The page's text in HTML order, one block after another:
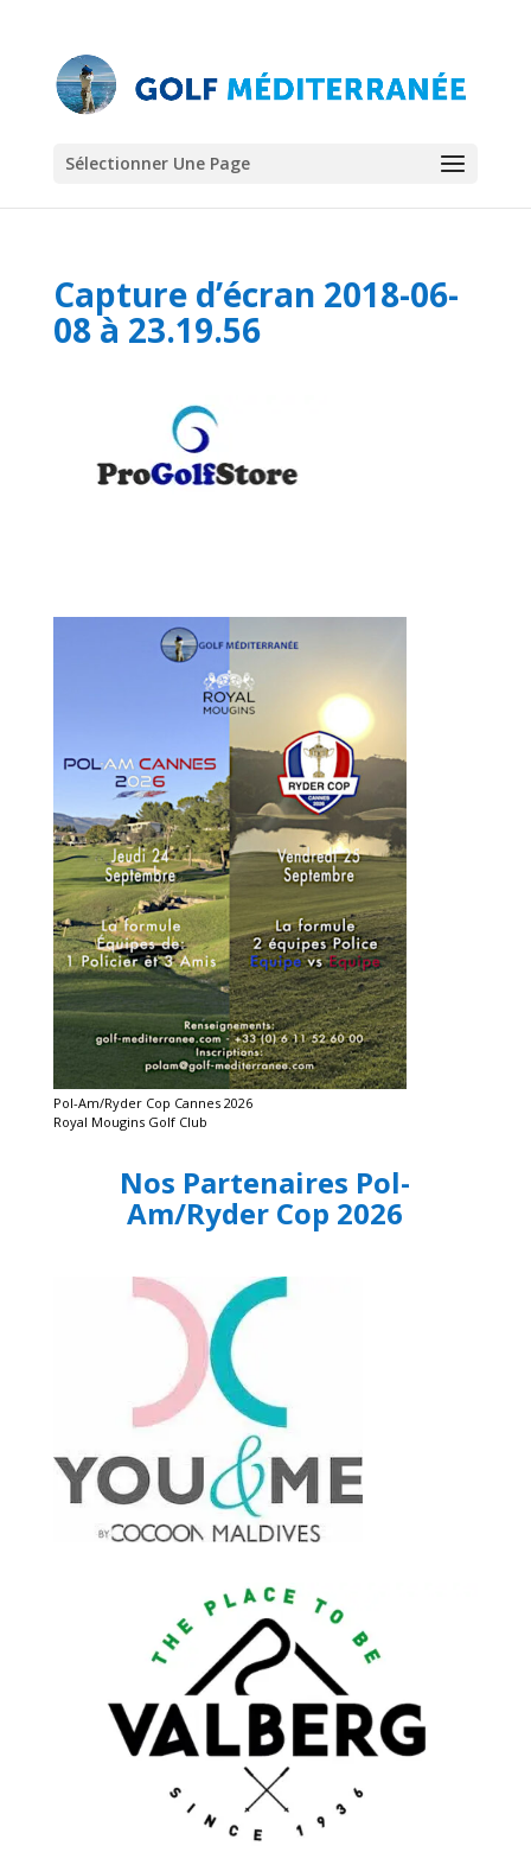
Sélectionner Une Page
Capture d’écran 2018-06-
08 à 23.19.56
Pol-Am/Ryder Cop Cannes 2026
Royal Mougins Golf Club
Nos Partenaires Pol-
Am/Ryder Cop 2026